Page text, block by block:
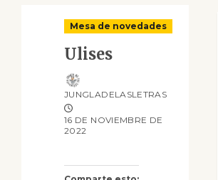
Mesa de novedades
Ulises
JUNGLADELASLETRAS
16 DE NOVIEMBRE DE
2022